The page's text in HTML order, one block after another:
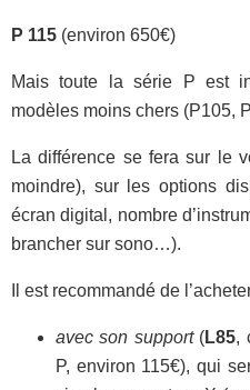
P 115 (environ 650€)
Mais toute la série P est
modèles moins chers (P105,
La différence se fera sur le
moindre), sur les options
écran digital, nombre
brancher sur sono…).
Il est recommandé de
avec son support(L85,
P, environ 115€), qui